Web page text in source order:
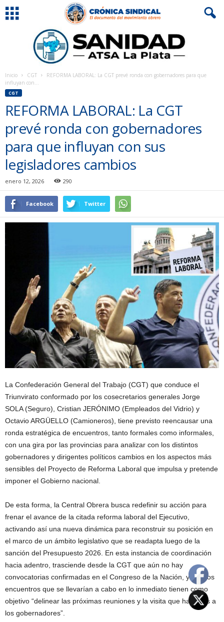
Inicio CGT
REFORMA LABORAL: La CGT prevé ronda con gobernadores para que
influyan con...
CGT
REFORMA LABORAL: La CGT
prevé ronda con gobernadores
para que influyan con sus
legisladores cambios
enero 12, 2026 290
Facebook Twitter
La Confederación General del Trabajo (CGT) que conduce el
Triunvirato conformado por los cosecretarios generales Jorge
SOLA (Seguro), Cristian JERÓNIMO (Empleados del Vidrio) y
Octavio ARGÜELLO (Camioneros), tiene previsto reencausar una
ronda estratégica de encuentros, tanto formales como informales,
con una gira por las provincias para analizar con los distintos
gobernadores y dirigentes políticos cambios en los aspectos más
sensibles del Proyecto de Reforma Laboral que impulsa y pretende
imponer el Gobierno nacional.
De esta forma, la Central Obrera busca redefinir su acción para
frenar el avance de la citada reforma laboral del Ejecutivo,
activando así una nueva dinámica para reconstruir su posición en
el marco de un ámbito legislativo que se readapta luego de la
sanción del Presupuesto 2026. En esta instancia de coordinación
hacia adentro, trasciende desde la CGT que aún no hay
convocatorias confirmadas en el Congreso de la Nación, y que los
encuentros que se llevarían a cabo en lo inmediato tienen como
objetivo “delinear las próximas reuniones y la visita que haremos a
los gobernadores”.